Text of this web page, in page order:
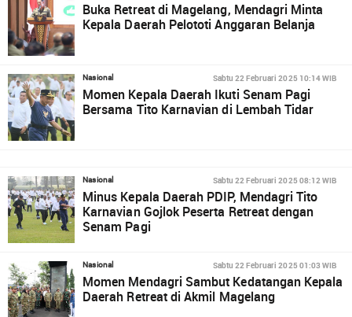
Buka Retreat di Magelang, Mendagri Minta
Kepala Daerah Pelototi Anggaran Belanja
Nasional Sabtu 22 Februari 2025 10:14 WIB
Momen Kepala Daerah Ikuti Senam Pagi
Bersama Tito Karnavian di Lembah Tidar
Nasional Sabtu 22 Februari 2025 08:12 WIB
Minus Kepala Daerah PDIP, Mendagri Tito
Karnavian Gojlok Peserta Retreat dengan
Senam Pagi
Nasional Sabtu 22 Februari 2025 01:03 WIB
Momen Mendagri Sambut Kedatangan Kepala
Daerah Retreat di Akmil Magelang